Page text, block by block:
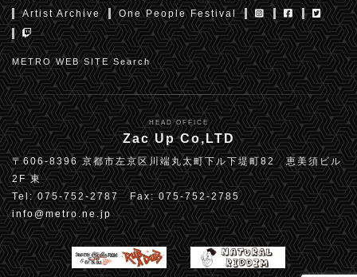
Artist Archive
One People Festival
METRO WEB SITE Search
HEAD OFFICE
Zac Up Co,LTD
〒606-8396 京都市左京区川端丸太町下ル下堤町82 恵美須ビル
2F 東
Tel: 075-752-2787 Fax: 075-752-2785
info@metro.ne.jp